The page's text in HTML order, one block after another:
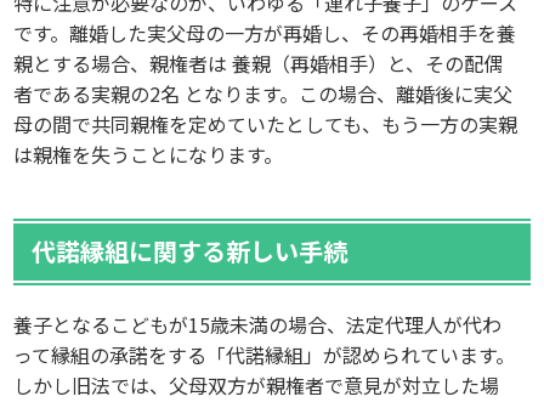
です。離婚した実父母の一方が再婚し、その再婚相手を養
親とする場合、親権者は 養親（再婚相手）と、その配偶
者である実親の2名 となります。この場合、離婚後に実父
母の間で共同親権を定めていたとしても、もう一方の実親
は親権を失うことになります。
代諾縁組に関する新しい手続
養子となるこどもが15歳未満の場合、法定代理人が代わ
って縁組の承諾をする「代諾縁組」が認められています。
しかし旧法では、父母双方が親権者で意見が対立した場